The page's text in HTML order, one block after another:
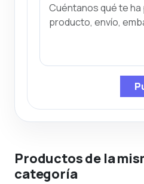
Productos de la
categoría